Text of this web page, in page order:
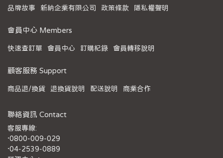
品牌故事 新納企業有限公司 政策條款 隱私權聲明
會員中心 Members
快速查訂單 會員中心 訂購紀錄 會員轉移說明
顧客服務 Support
商品退/換貨 退換貨說明 配送說明 商業合作
聯絡資訊 Contact
客服專線:
·0800-009-029
·04-2539-0889